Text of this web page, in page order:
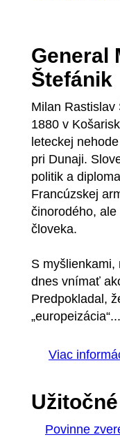
General
Štefánik
Milan Rastislav
1880 v
leteckej
pri Dunaji.
politik a
Francúzskej
činorodého,
človeka.
S myšlienkami,
dnes vnímať
Predpokladal,
„europeizácia“...
Viac
Povinne